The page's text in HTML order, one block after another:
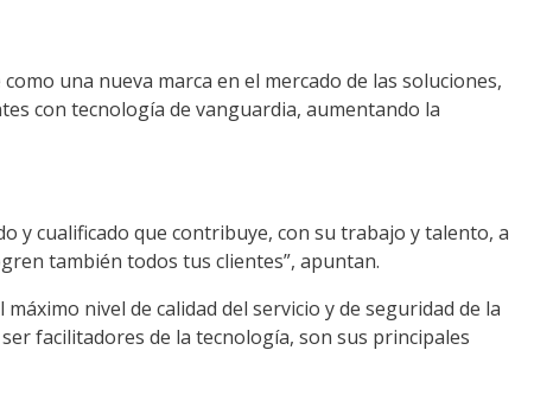
una nueva marca en el mercado de las soluciones,
con tecnología de vanguardia, aumen­tando la
y cualificado que contribuye, con su trabajo y talento, a
también todos tus clientes”, apuntan.
nivel de calidad del ser­vicio y de seguridad de la
facilitadores de la tecnología, son sus principales